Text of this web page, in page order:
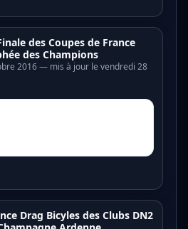
des Coupes de France
des Champions
2016 — mis à jour le vendredi 28
Drag Bicyles des Clubs DN2